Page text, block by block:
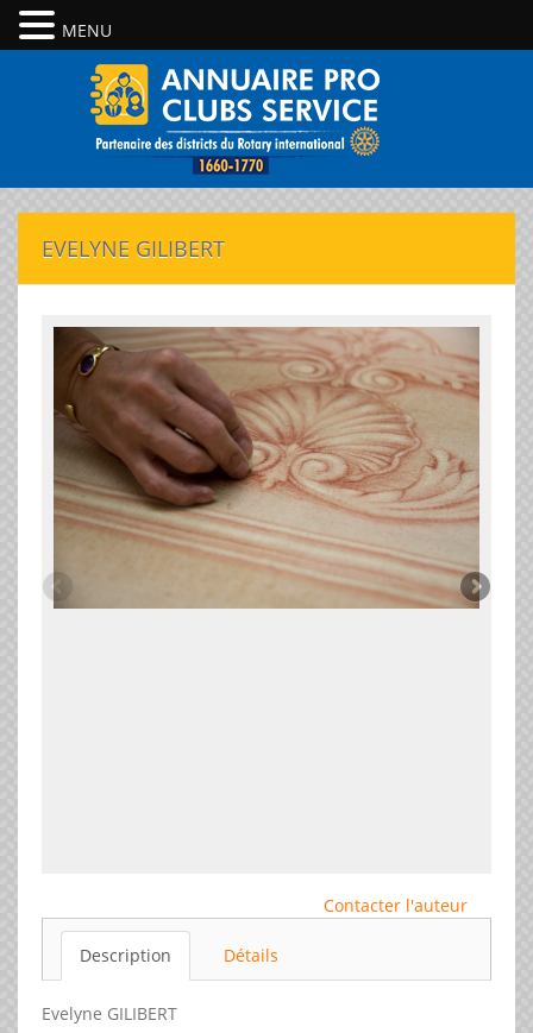
EVELYNE GILIBERT
Contacter l'auteur
Description Détails
Evelyne GILIBERT
MENU